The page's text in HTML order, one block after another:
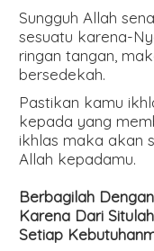
Sungguh Allah
sesuatu karena-
ringan tangan,
bersedekah.
Pastikan kamu
kepada yang
ikhlas maka akan
Allah kepadamu.
Berbagilah
Karena Dari
Setiap